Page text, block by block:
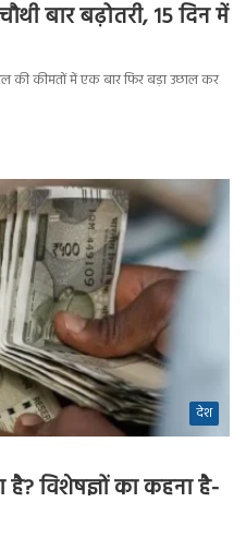
बार बढ़ोतरी, 15 दिन में
की कीमतों में एक बार फिर बड़ा उछाल कर
देश
विशेषज्ञों का कहना है-